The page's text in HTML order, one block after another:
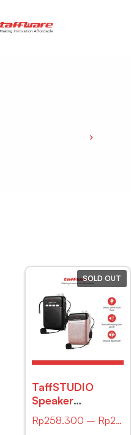
SOLD OUT
TaffSTUDIO
Speaker
Pinggang
Bluetooth Voice
Rp258.300 – Rp260.000